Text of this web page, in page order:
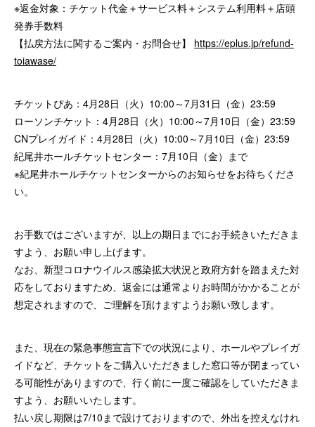
※返金対象：チケット代金＋サービス料＋システム利用料＋店頭
発券手数料
【払戻方法に関するご案内・お問合せ】 https://eplus.jp/refund-
toiawase/
チケットぴあ：4月28日（火）10:00～7月31日（金）23:59
ローソンチケット：4月28日（火）10:00～7月10日（金）23:59
CNプレイガイド：4月28日（火）10:00～7月10日（金）23:59
紀尾井ホールチケットセンター：7月10日（金）まで
※紀尾井ホールチケットセンターからのお知らせをお待ちくださ
い。
お手数ではございますが、以上の期日までにお手続きいただきま
すよう、お願い申し上げます。
なお、新型コロナウイルス感染拡大状況と政府方針を踏まえた対
応をしておりますため、返金には通常よりお時間がかかることが
想定されますので、ご理解を頂けますようお願い致します。
また、現在の緊急事態宣言下での状況により、ホールやプレイガ
イドなど、チケットをご購入いただきました窓口等が閉まってい
る可能性がありますので、行く前に一度ご確認をしていただきま
すよう、お願いいたします。
払い戻し期限は7/10まで設けておりますので、外出を控えなけれ